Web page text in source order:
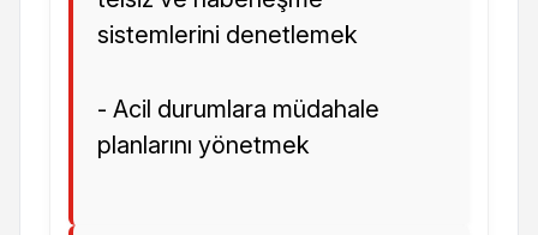
sistemlerini denetlemek
- Acil durumlara müdahale
planlarını yönetmek